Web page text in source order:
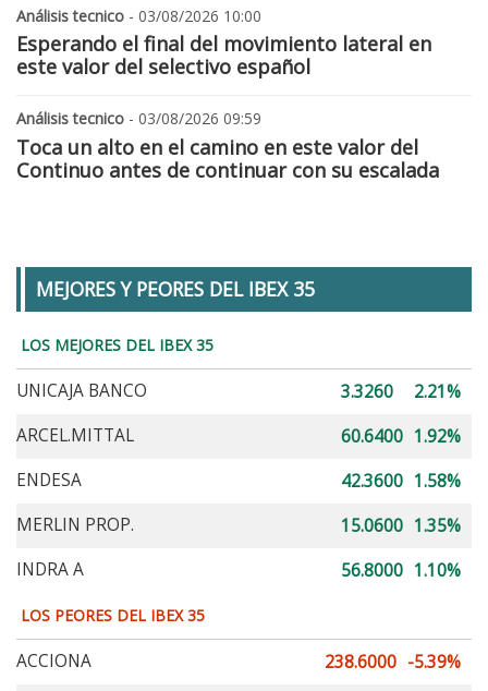
Análisis tecnico - 03/08/2026 10:00
Esperando el final del movimiento lateral en
este valor del selectivo español
Análisis tecnico - 03/08/2026 09:59
Toca un alto en el camino en este valor del
Continuo antes de continuar con su escalada
MEJORES Y PEORES DEL IBEX 35
LOS MEJORES DEL IBEX 35
UNICAJA BANCO 3.3260
2.21%
ARCEL.MITTAL
60.6400 1.92%
ENDESA
42.3600 1.58%
MERLIN PROP.
15.0600 1.35%
INDRA A
56.8000 1.10%
LOS PEORES DEL IBEX 35
ACCIONA 238.6000 -5.39%